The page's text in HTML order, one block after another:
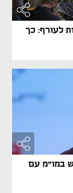
לעורף: כך
במו"מ עם